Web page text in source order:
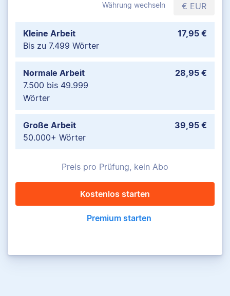
Währung wechseln € EUR
Kleine Arbeit
Bis zu 7.499 Wörter
17,95 €
Normale Arbeit
7.500 bis 49.999
Wörter
28,95 €
Große Arbeit
50.000+ Wörter
39,95 €
Preis pro Prüfung, kein Abo
Kostenlos starten
Premium starten